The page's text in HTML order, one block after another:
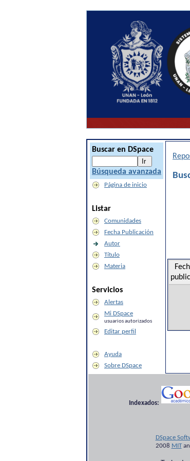
Buscar en DSpace
Búsqueda avanzada
Página de inicio
Listar
Comunidades
Fecha Publicación
Autor
Título
Materia
Servicios
Alertas
Mi DSpace
usuarios autorizados
Editar perfil
Ayuda
Sobre DSpace
Indexados:
DSpace
2008 MIT